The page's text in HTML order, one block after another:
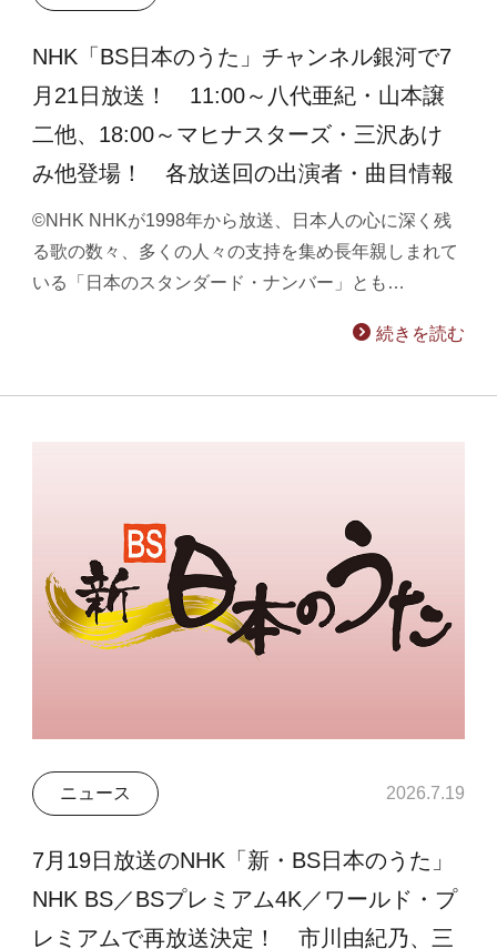
NHK「BS日本のうた」チャンネル銀河で7
月21日放送！ 11:00～八代亜紀・山本譲
二他、18:00～マヒナスターズ・三沢あけ
み他登場！ 各放送回の出演者・曲目情報
©NHK NHKが1998年から放送、日本人の心に深く残
る歌の数々、多くの人々の支持を集め長年親しまれて
いる「日本のスタンダード・ナンバー」とも…
続きを読む
ニュース 2026.7.19
7月19日放送のNHK「新・BS日本のうた」
NHK BS／BSプレミアム4K／ワールド・プ
レミアムで再放送決定！ 市川由紀乃、三